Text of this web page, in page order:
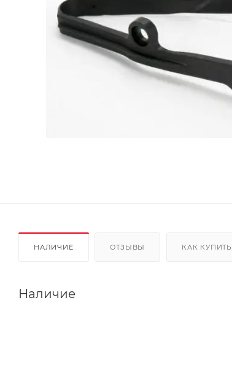
НАЛИЧИЕ ОТЗЫВЫ КАК КУПИТЬ
Наличие